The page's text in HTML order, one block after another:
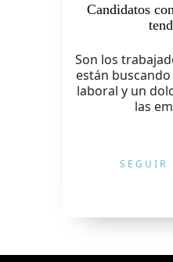
Candidatos
Son los
están
laboral y un
las
SEGUIR